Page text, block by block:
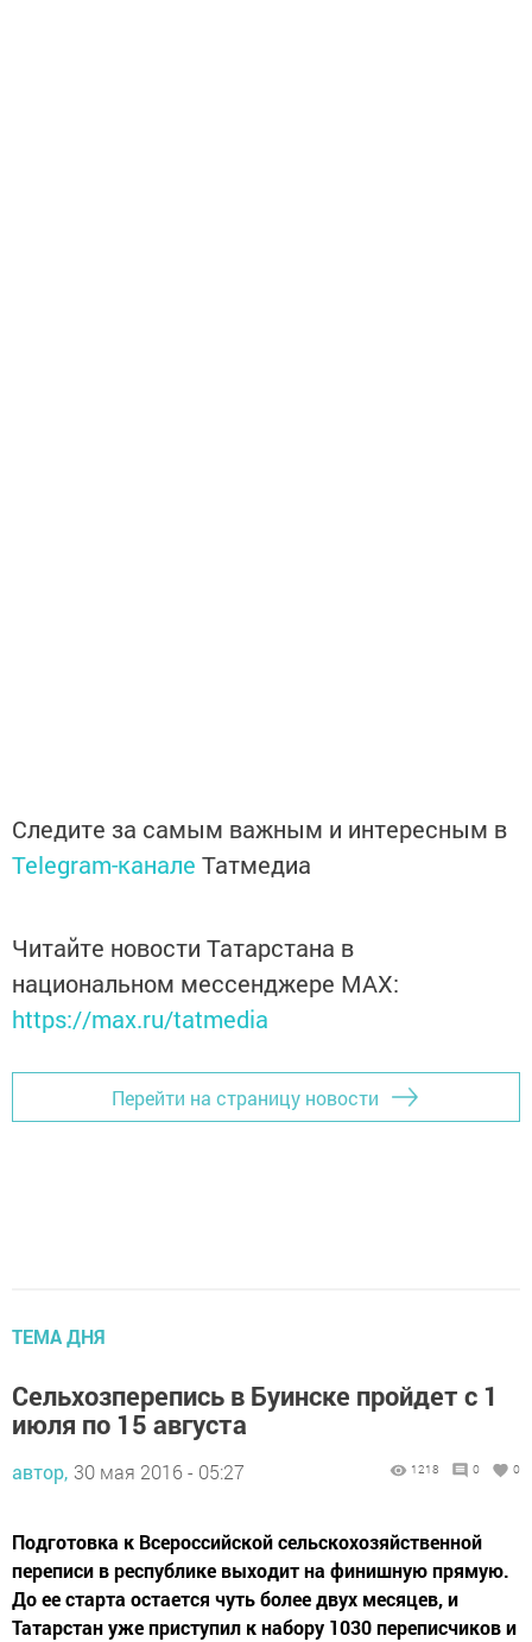
Следите за самым важным и интересным в
Telegram-канале Татмедиа
Читайте новости Татарстана в
национальном мессенджере MАХ:
https://max.ru/tatmedia
Перейти на страницу новости
ТЕМА ДНЯ
Сельхозперепись в Буинске пройдет с 1
июля по 15 августа
автор, 30 мая 2016 - 05:27 1218 0 0
Подготовка к Всероссийской сельскохозяйственной
переписи в республике выходит на финишную прямую.
До ее старта остается чуть более двух месяцев, и
Татарстан уже приступил к набору 1030 переписчиков и